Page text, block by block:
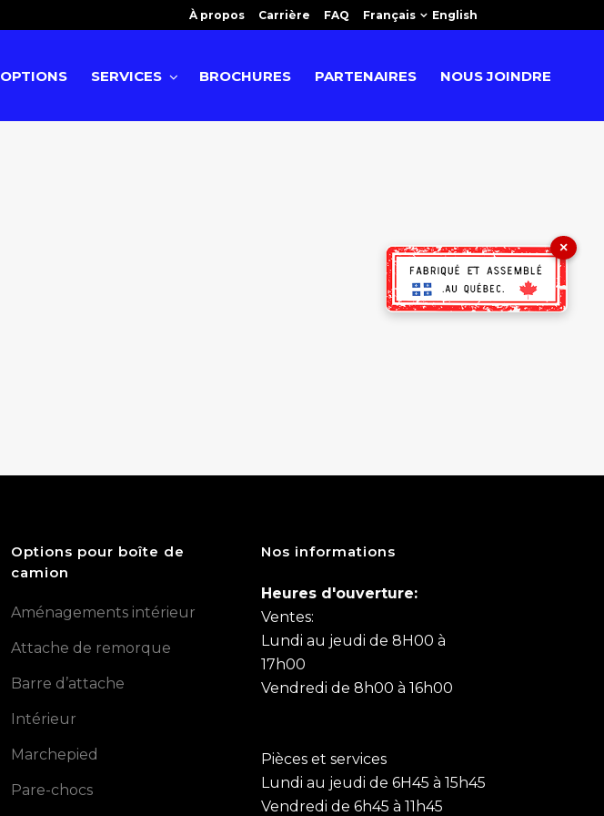
À propos Carrière FAQ Français English
OPTIONS SERVICES BROCHURES PARTENAIRES NOUS JOINDRE
Options pour boîte de
camion
Aménagements intérieur
Attache de remorque
Barre d’attache
Intérieur
Marchepied
Pare-chocs
Nos informations
Heures d'ouverture:
Ventes:
Lundi au jeudi de 8H00 à
17h00
Vendredi de 8h00 à 16h00
Pièces et services
Lundi au jeudi de 6H45 à 15h45
Vendredi de 6h45 à 11h45
×